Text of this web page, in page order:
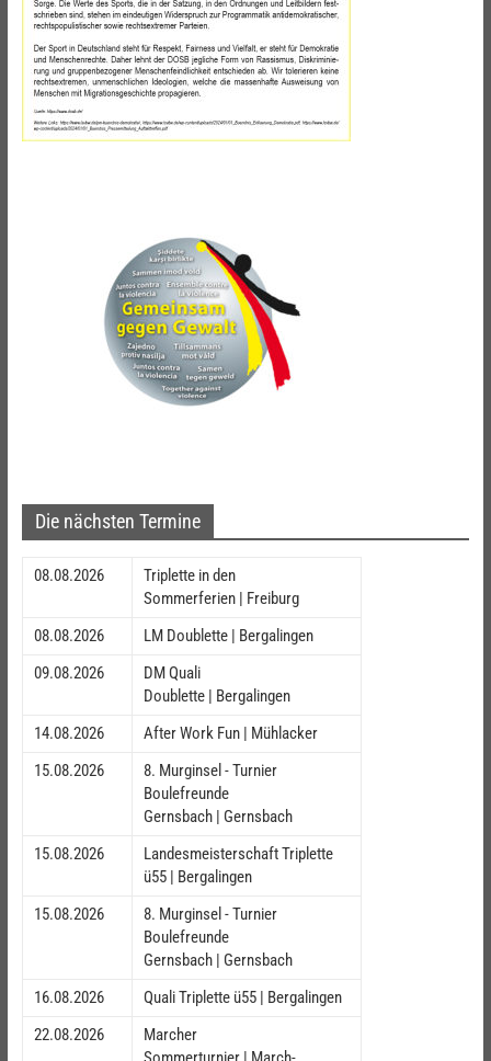
Die nächsten Termine
08.08.2026
Triplette in den
Sommerferien | Freiburg
08.08.2026
LM Doublette | Bergalingen
09.08.2026
DM Quali
Doublette | Bergalingen
14.08.2026
After Work Fun | Mühlacker
15.08.2026
8. Murginsel - Turnier
Boulefreunde
Gernsbach | Gernsbach
15.08.2026
Landesmeisterschaft Triplette
ü55 | Bergalingen
15.08.2026
8. Murginsel - Turnier
Boulefreunde
Gernsbach | Gernsbach
16.08.2026
Quali Triplette ü55 | Bergalingen
22.08.2026
Marcher